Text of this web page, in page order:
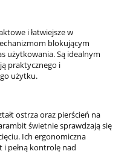
i łatwiejsze w
blokującym
użytkowania. Są idealnym
praktycznego i
użytku.
ostrza oraz pierścień na
świetnie sprawdzają się
Ich ergonomiczna
pełną kontrolę nad